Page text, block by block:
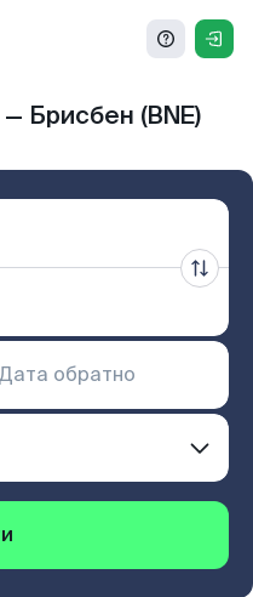
Брисбен (BNE)